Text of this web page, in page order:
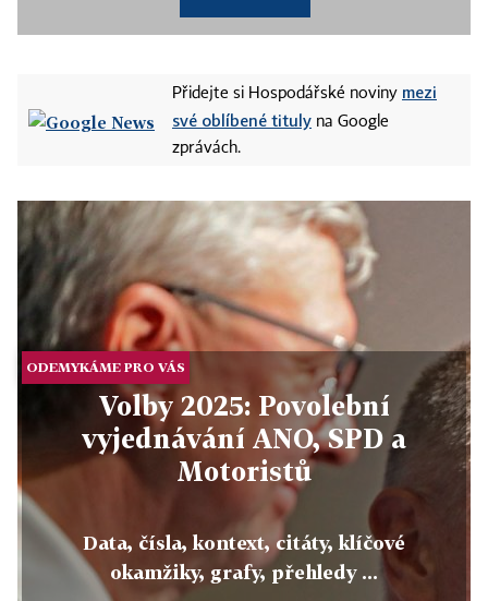
Přidejte si Hospodářské noviny mezi
své oblíbené tituly na Google
zprávách.
ODEMYKÁME PRO VÁS
Volby 2025: Povolební
vyjednávání ANO, SPD a
Motoristů
Data, čísla, kontext, citáty, klíčové
okamžiky, grafy, přehledy ...